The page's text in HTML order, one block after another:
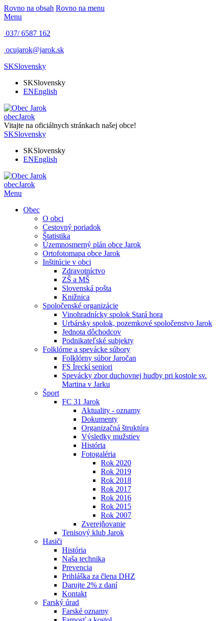
Rovno na obsah Rovno na menu
Menu
037/ 6587 162
ocujarok@jarok.sk
SKSlovensky
SKSlovensky
ENEnglish
obecJarok
Vitajte na oficiálnych stránkach našej obce!
SKSlovensky
SKSlovensky
ENEnglish
obecJarok
Menu
Obec
O obci
Cestovný poriadok
Štatistika
Územnosmerný plán obce Jarok
Ortofotomapa obce Jarok
Inštitúcie v obci
Zdravotníctvo
ZŠ a MŠ
Slovenská pošta
Knižnica
Spoločenské organizácie
Vinohradnícky spolok Stará hora
Urbársky spolok, pozemkové spoločenstvo Jarok
Jednota dôchodcov
Podnikateľské subjekty
Folklórne a spevácke súbory
Folklórny súbor Jaročan
FS Íreckí seniori
Spevácky zbor duchovnej hudby pri kostole sv.
Martina v Jarku
Šport
FC 31 Jarok
Aktuality - oznamy
Dokumenty
Organizačná štruktúra
Výsledky mužstiev
História
Fotogaléria
Rok 2020
Rok 2019
Rok 2018
Rok 2017
Rok 2016
Rok 2015
Rok 2007
Zverejňovanie
Tenisový klub Jarok
Hasiči
História
Naša technika
Prevencia
Prihláška za člena DHZ
Darujte 2% z daní
Kontakt
Farský úrad
Farské oznamy